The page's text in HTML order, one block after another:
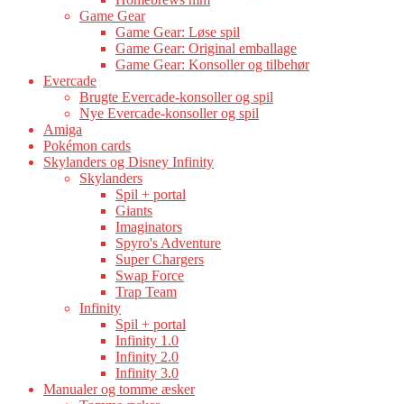
Game Gear
Game Gear: Løse spil
Game Gear: Original emballage
Game Gear: Konsoller og tilbehør
Evercade
Brugte Evercade-konsoller og spil
Nye Evercade-konsoller og spil
Amiga
Pokémon cards
Skylanders og Disney Infinity
Skylanders
Spil + portal
Giants
Imaginators
Spyro's Adventure
Super Chargers
Swap Force
Trap Team
Infinity
Spil + portal
Infinity 1.0
Infinity 2.0
Infinity 3.0
Manualer og tomme æsker